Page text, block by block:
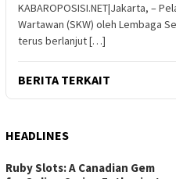
KABAROPOSISI.NET|Jakarta, –
Wartawan (SKW) oleh Lembaga
terus berlanjut […]
BERITA TERKAIT
HEADLINES
Ruby Slots: A Canadian Gem